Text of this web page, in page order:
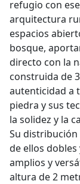
refugio con
arquitectura
espacios
bosque,
directo con la
construida de
autenticidad a
piedra y sus
la solidez y la
Su
de ellos
amplios y
altura de 2